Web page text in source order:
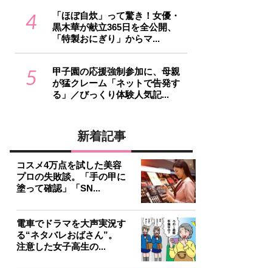
4
「ほぼ自炊」って驚き！女優・
黒木華が献立365日を全公開、
「特製おにぎり」からマ...
5
甲子園の応援強制参加に、母親
が猛クレーム「ネットで告発す
る」／びっくり体験人気記...
新着記事
コスメ4万点を試した美容
プロの失敗談。「手の甲に
塗って確認」「SN...
電車でドラマを大声実況す
る“ネタバレおばさん”。
注意した女子高生の...